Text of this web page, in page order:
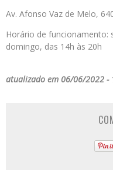
Av. Afonso Vaz de Melo,
Horário de funcionamento:
domingo, das 14h às 20h
atualizado em 06/06/2022 -